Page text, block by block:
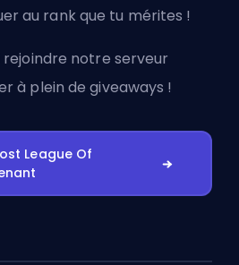
au rank que tu mérites !
rejoindre notre serveur
à plein de giveaways !
League Of